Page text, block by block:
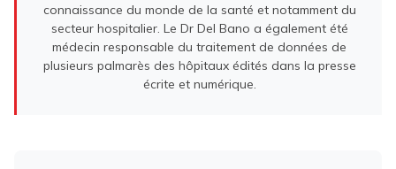
connaissance du monde de la santé et notamment du
secteur hospitalier. Le Dr Del Bano a également été
médecin responsable du traitement de données de
plusieurs palmarès des hôpitaux édités dans la presse
écrite et numérique.